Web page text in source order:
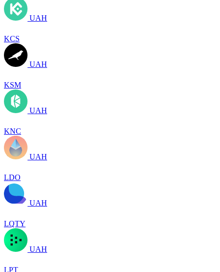
UAH
KCS
UAH
KSM
UAH
KNC
UAH
LDO
UAH
LQTY
UAH
LPT